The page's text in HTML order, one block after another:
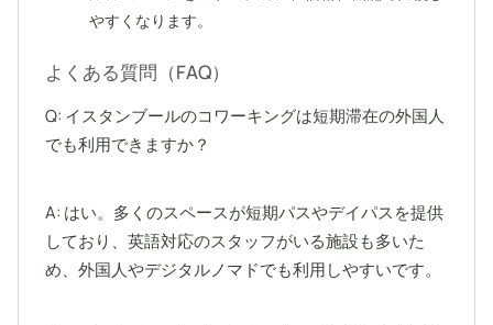
やすくなります。
よくある質問（FAQ）
Q: イスタンブールのコワーキングは短期滞在の外国人
でも利用できますか？
A: はい。多くのスペースが短期パスやデイパスを提供
しており、英語対応のスタッフがいる施設も多いた
め、外国人やデジタルノマドでも利用しやすいです。